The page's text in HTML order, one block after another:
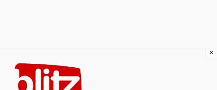
content
×